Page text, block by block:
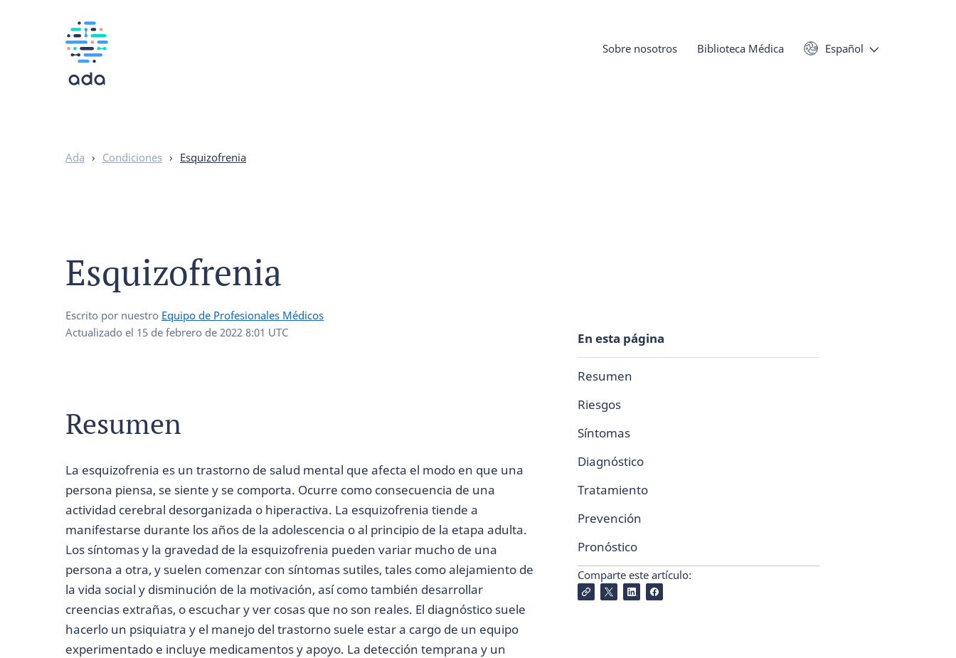
Sobre nosotros Biblioteca Médica Español
Ada › Condiciones › Esquizofrenia
Esquizofrenia
Escrito por nuestro Equipo de Profesionales Médicos
Actualizado el 15 de febrero de 2022 8:01 UTC En esta página
Resumen
Riesgos
Síntomas
Diagnóstico
Tratamiento
Prevención
Pronóstico
Comparte este artículo:
Resumen
La esquizofrenia es un trastorno de salud mental que afecta el modo en que una
persona piensa, se siente y se comporta. Ocurre como consecuencia de una
actividad cerebral desorganizada o hiperactiva. La esquizofrenia tiende a
manifestarse durante los años de la adolescencia o al principio de la etapa adulta.
Los síntomas y la gravedad de la esquizofrenia pueden variar mucho de una
persona a otra, y suelen comenzar con síntomas sutiles, tales como alejamiento de
la vida social y disminución de la motivación, así como también desarrollar
creencias extrañas, o escuchar y ver cosas que no son reales. El diagnóstico suele
hacerlo un psiquiatra y el manejo del trastorno suele estar a cargo de un equipo
experimentado e incluye medicamentos y apoyo. La detección temprana y un